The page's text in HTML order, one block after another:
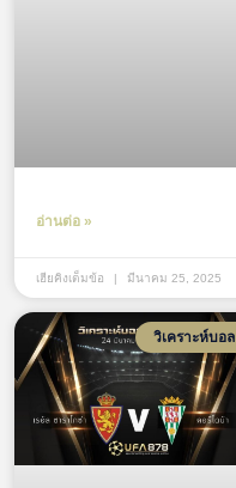
อ่านต่อ »
เฮียคิงเต็มข้อ มีนาคม 25, 2025
วิเคราะห์บอล